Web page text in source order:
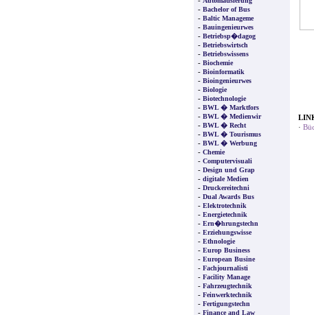
- Bachelor of Bus
- Baltic Manageme
- Bauingenieurwes
- Betriebsp�dagog
- Betriebswirtsch
- Betriebswissens
- Biochemie
- Bioinformatik
- Bioingenieurwes
- Biologie
- Biotechnologie
- BWL � Marktfors
- BWL � Medienwir
- BWL � Recht
- BWL � Tourismus
- BWL � Werbung
- Chemie
- Computervisuali
- Design und Grap
- digitale Medien
- Druckereitechni
- Dual Awards Bus
- Elektrotechnik
- Energietechnik
- Ern�hrungstechn
- Erziehungswisse
- Ethnologie
- Europ Business
- European Busine
- Fachjournalisti
- Facility Manage
- Fahrzeugtechnik
- Feinwerktechnik
- Fertigungstechn
- Finance and Law
·